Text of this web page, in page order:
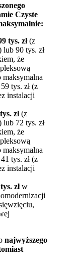
Czyste
tys. zł(z
90 tys. zł
że
maksymalna
tys. zł (z
instalacji
zł(z
72 tys. zł
że
maksymalna
tys. zł (z
instalacji
złw
najwyższego